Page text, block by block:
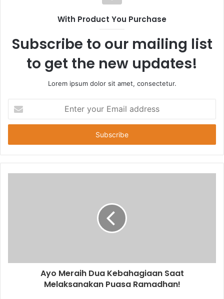
With Product You Purchase
Subscribe to our mailing list
to get the new updates!
Lorem ipsum dolor sit amet, consectetur.
t
r
y
Ayo Meraih Dua Kebahagiaan Saat
Melaksanakan Puasa Ramadhan!